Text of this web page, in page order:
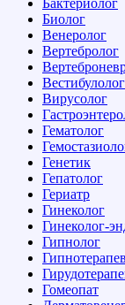
Бактериолог
Биолог
Венеролог
Вертебролог
Вестибулолог
Вирусолог
Гематолог
Генетик
Гепатолог
Гериатр
Гинеколог
Гинеколог-
Гипнолог
Гомеопат